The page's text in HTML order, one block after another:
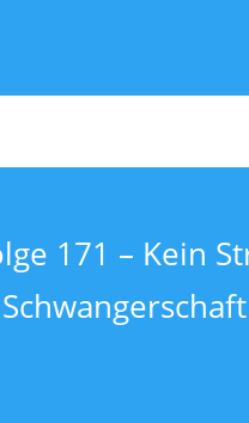
171 – Kein
Schwangerschaft